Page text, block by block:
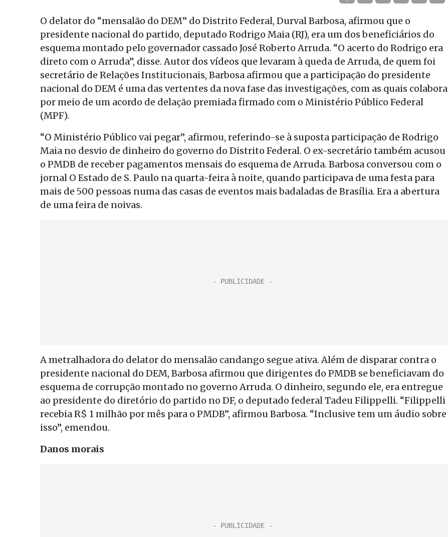
O delator do “mensalão do DEM” do Distrito Federal, Durval Barbosa, afirmou que o
presidente nacional do partido, deputado Rodrigo Maia (RJ), era um dos beneficiários do
esquema montado pelo governador cassado José Roberto Arruda. “O acerto do Rodrigo era
direto com o Arruda”, disse. Autor dos vídeos que levaram à queda de Arruda, de quem foi
secretário de Relações Institucionais, Barbosa afirmou que a participação do presidente
nacional do DEM é uma das vertentes da nova fase das investigações, com as quais colabora
por meio de um acordo de delação premiada firmado com o Ministério Público Federal
(MPF).
“O Ministério Público vai pegar”, afirmou, referindo-se à suposta participação de Rodrigo
Maia no desvio de dinheiro do governo do Distrito Federal. O ex-secretário também acusou
o PMDB de receber pagamentos mensais do esquema de Arruda. Barbosa conversou com o
jornal O Estado de S. Paulo na quarta-feira à noite, quando participava de uma festa para
mais de 500 pessoas numa das casas de eventos mais badaladas de Brasília. Era a abertura
de uma feira de noivas.
A metralhadora do delator do mensalão candango segue ativa. Além de disparar contra o
presidente nacional do DEM, Barbosa afirmou que dirigentes do PMDB se beneficiavam do
esquema de corrupção montado no governo Arruda. O dinheiro, segundo ele, era entregue
ao presidente do diretório do partido no DF, o deputado federal Tadeu Filippelli. “Filippelli
recebia R$ 1 milhão por mês para o PMDB”, afirmou Barbosa. “Inclusive tem um áudio sobre
isso”, emendou.
Danos morais